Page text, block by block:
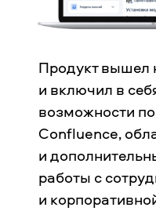
Продукт вышел
и включил в
возможности
Confluence,
и
работы с
и